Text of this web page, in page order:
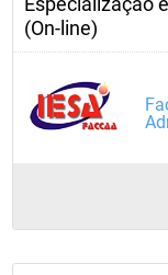
(On-line)